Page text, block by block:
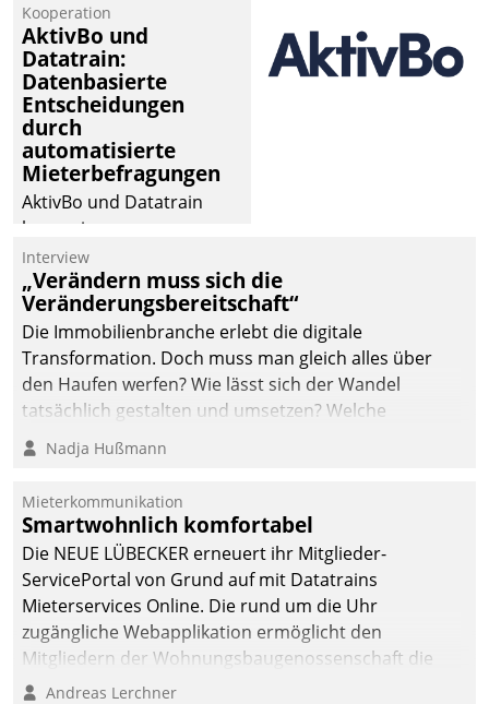
operativen
Instandhaltung in die
SAP-Systemlandschaft
deutscher
Wohnungsunternehmen
– und beschleunigt damit
den Weg vom
Mieteranliegen zum
Kooperation
AktivBo und
Datatrain:
Datenbasierte
Entscheidungen
durch
automatisierte
Mieterbefragungen
AktivBo und Datatrain
kooperieren –
Immobilienunternehmen
profitieren: Die nahtlose
Integration der Lösungen
von AktivBo und
Datatrain ermöglicht
automatisiert ausgelöste,
zielgerichtete
Mieterbefragungen – eine
starke Grundlage für
intelligente,
datengestützte
Entscheidungen.
Interview
„Verändern muss sich die
Veränderungsbereitschaft“
Die Immobilienbranche erlebt die digitale
Transformation. Doch muss man gleich alles über
den Haufen werfen? Wie lässt sich der Wandel
tatsächlich gestalten und umsetzen? Welche
Argumente zählen wirklich?
Nadja Hußmann
Mieterkommunikation
Smartwohnlich komfortabel
Die NEUE LÜBECKER erneuert ihr Mitglieder-
ServicePortal von Grund auf mit Datatrains
Mieterservices Online. Die rund um die Uhr
zugängliche Webapplikation ermöglicht den
Mitgliedern der Wohnungs­bau­genossenschaft die
Kontaktaufnahme per Smartphone, Tablet oder PC.
Andreas Lerchner